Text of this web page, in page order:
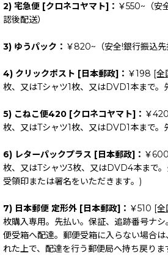
2) 宅急便 [クロネコヤマト]： ￥550~（安
認後配送）
3) ゆうパック： ￥820~（安全!銀行振込先
4) クリックポスト [日本郵政]： ￥198 [全
枚、又はTシャツ1枚、又はDVD1本まで。
5) こねこ便420 [クロネコヤマト]： ￥420
枚、又はTシャツ1枚、又はDVD1本まで。
6) レターパックプラス [日本郵政]： ￥600
枚、又はTシャツ3枚、又はDVD4本まで。
受領印または署名をいただきます。)
7) 日本郵便 定形外 [日本郵政]： ￥510 [全
枚購入専用。先払い。保証、追跡番号ナ
便受箱へ配達。郵便受箱に入らない場合
れた上で、配達を行う郵便局へ持ち戻りま